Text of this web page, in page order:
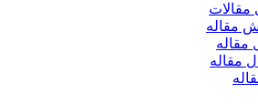
مقاله
مقاله